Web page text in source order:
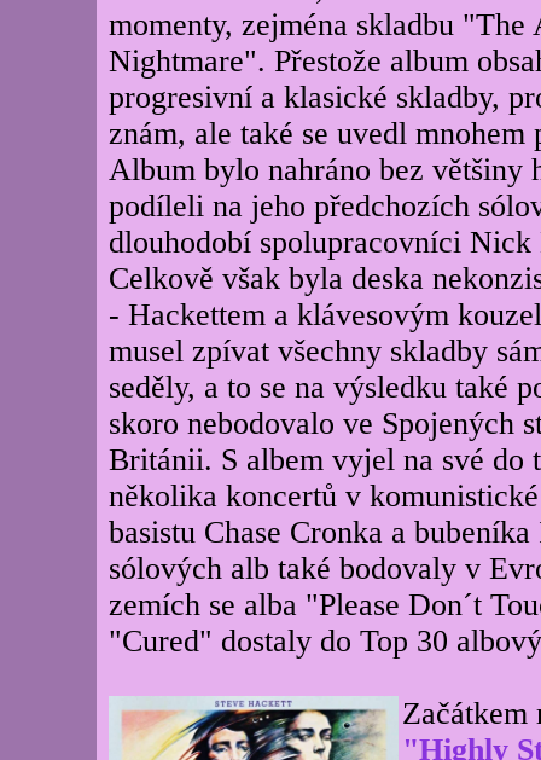
momenty, zejména skladbu
Nightmare". Přestože album
progresivní a klasické skladby,
znám, ale také se uvedl mnohem
Album bylo nahráno bez většiny
podíleli na jeho předchozích
dlouhodobí spolupracovníci
Celkově však byla deska
- Hackettem a klávesovým
musel zpívat všechny skladby
seděly, a to se na výsledku také
skoro nebodovalo ve Spojených
Británii. S albem vyjel na své do
několika koncertů v
basistu Chase Cronka a
sólových alb také bodovaly v
zemích se alba "Please Don´t
"Cured" dostaly do Top 30
Začátkem
"Highly